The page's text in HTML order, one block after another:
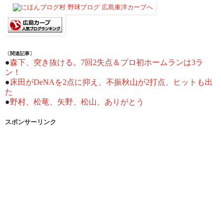
〔関連記事〕
●森下、突き抜ける。7回2失点＆プロ初ホームランは3ラ
ン！
●床田がDeNAを2点に抑え、不振秋山が2打点、ヒットも出
た
●野村、松竜、矢野、松山、ありがとう
スポンサーリンク